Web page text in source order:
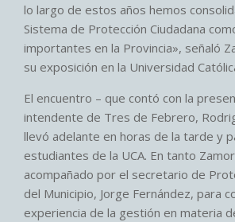
lo largo de estos años hemos
Sistema de Protección Ciudadana
importantes en la Provincia», señaló
su exposición en la Universidad
El encuentro – que contó con la
intendente de Tres de Febrero,
llevó adelante en horas de la tarde y
estudiantes de la UCA. En tanto
acompañado por el secretario de
del Municipio, Jorge Fernández, para
experiencia de la gestión en materia